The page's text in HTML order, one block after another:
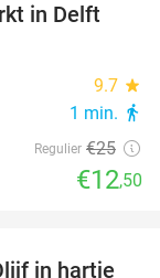
50%
in Delft
9.7 star
1 min. directions_walk
Regulier €25
€12,50
in hartje